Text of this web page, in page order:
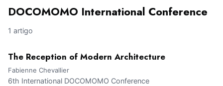
DOCOMOMO International Conference
1 artigo
The Reception of Modern Architecture
Fabienne Chevallier
6th International DOCOMOMO Conference